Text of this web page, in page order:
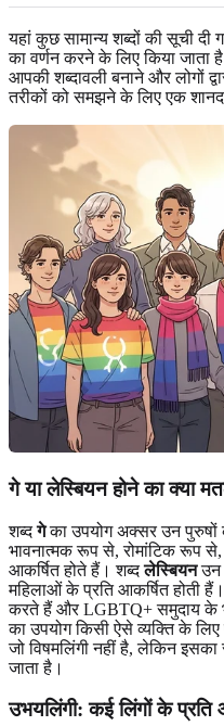
यहां कुछ सामान्य शब्दों की सूची दी
का वर्णन करने के लिए किया
आपकी शब्दावली बनाने और लोगों
तरीकों को समझने के लिए एक
गे या लेस्बियन होने का क्या
शब्दगेका उपयोग अक्सर उन पुरुषों
भावनात्मक रूप से, रोमांटिक रूप
आकर्षित होते हैं। शब्दलेस्बियनउन
महिलाओं के प्रति आकर्षित होती
करते हैं और LGBTQ+ समुदाय के
का उपयोग किसी ऐसे व्यक्ति के
जो विषमलिंगी नहीं है, लेकिन
जाता है।
उभयलिंगी: कई लिंगों के प्रति